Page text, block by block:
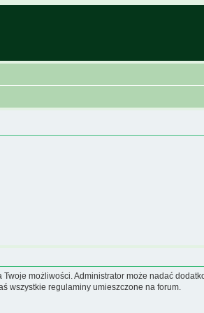
możliwości. Administrator może nadać
wszystkie regulaminy umieszczone na forum.